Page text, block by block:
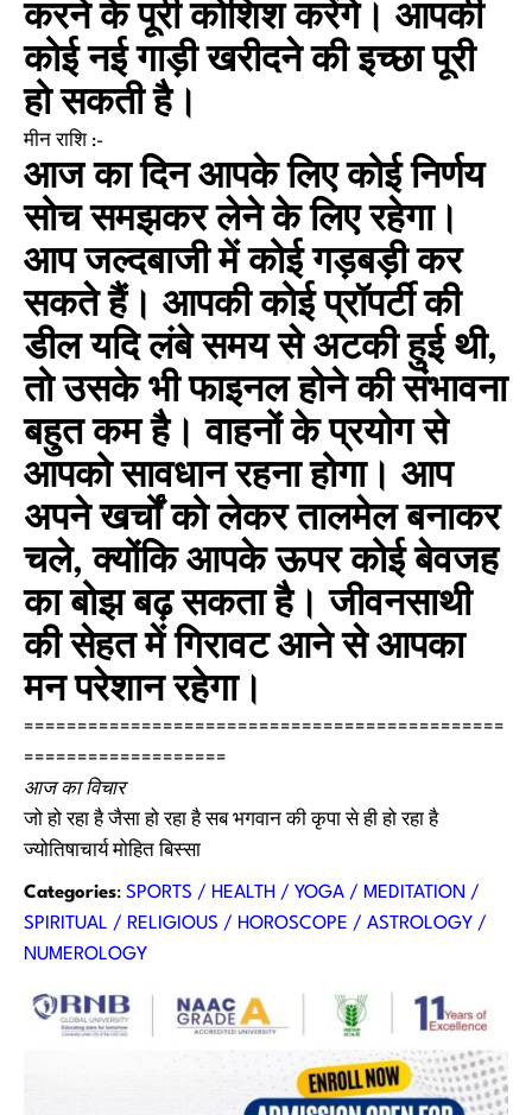
करने के पूरी कोशिश करेंगे। आपकी
कोई नई गाड़ी खरीदने की इच्छा पूरी
हो सकती है।
मीन राशि :-
आज का दिन आपके लिए कोई निर्णय
सोच समझकर लेने के लिए रहेगा।
आप जल्दबाजी में कोई गड़बड़ी कर
सकते हैं। आपकी कोई प्रॉपर्टी की
डील यदि लंबे समय से अटकी हुई थी,
तो उसके भी फाइनल होने की संभावना
बहुत कम है। वाहनों के प्रयोग से
आपको सावधान रहना होगा। आप
अपने खर्चों को लेकर तालमेल बनाकर
चले, क्योंकि आपके ऊपर कोई बेवजह
का बोझ बढ़ सकता है। जीवनसाथी
की सेहत में गिरावट आने से आपका
मन परेशान रहेगा।
=============================================
===================
आज का विचार
जो हो रहा है जैसा हो रहा है सब भगवान की कृपा से ही हो रहा है
ज्योतिषाचार्य मोहित बिस्सा
Categories: SPORTS / HEALTH / YOGA / MEDITATION /
SPIRITUAL / RELIGIOUS / HOROSCOPE / ASTROLOGY /
NUMEROLOGY